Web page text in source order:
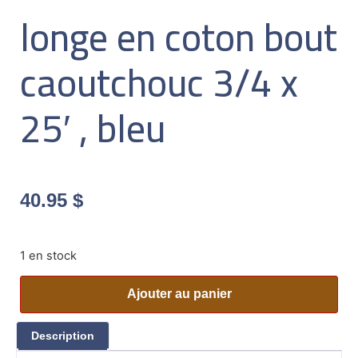
longe en coton bout
caoutchouc 3/4 x
25′ , bleu
40.95 $
1 en stock
Ajouter au panier
Description